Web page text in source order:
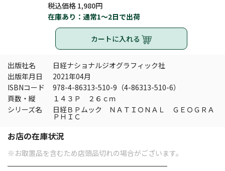
税込価格 1,980円
在庫あり：通常1～2日で出荷
カートに入れる
出版社名
日経ナショナルジオグラフィック社
出版年月日
2021年04月
ISBNコード
978-4-86313-510-9（4-86313-510-6）
頁数・縦
１４３Ｐ ２６ｃｍ
シリーズ名
日経ＢＰムック ＮＡＴＩＯＮＡＬ ＧＥＯＧＲＡ
ＰＨＩＣ
お店の在庫状況
※お取置品を含むため店頭品切れの場合がございます。